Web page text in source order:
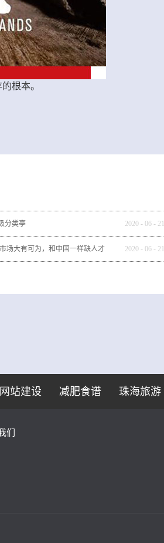
根本。
分类亭 2020 - 06 - 21
场大有可为，和中国一样缺人才 2020 - 06 - 21
网站建设 减肥食谱 珠海旅游
们